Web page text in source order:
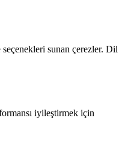
sunan çerezler. Dil
iyileştirmek için